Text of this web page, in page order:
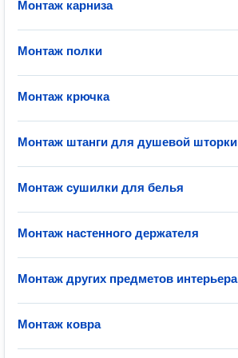
Монтаж карниза
Монтаж полки
Монтаж крючка
Монтаж штанги для душевой шторки
Монтаж сушилки для белья
Монтаж настенного держателя
Монтаж других предметов интерьера
Монтаж ковра